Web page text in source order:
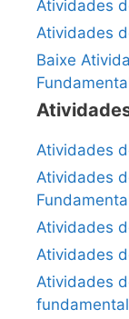
Atividades
Atividades
Baixe
Atividades
Atividades
Atividades
Atividades
Atividades
fundamental